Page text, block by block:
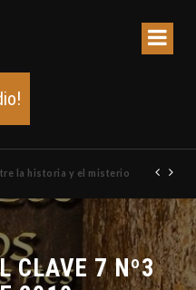
Estados Unidos y abre la pista
CLAVE 7 Nº3